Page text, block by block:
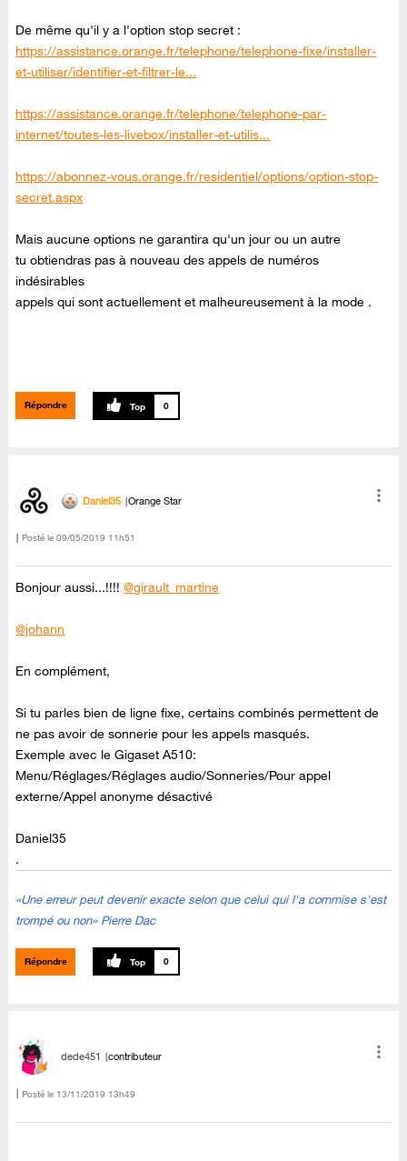
De même qu'il y a l'option stop secret :
https://assistance.orange.fr/telephone/telephone-fixe/installer-
et-utiliser/identifier-et-filtrer-le...
https://assistance.orange.fr/telephone/telephone-par-
internet/toutes-les-livebox/installer-et-utilis...
https://abonnez-vous.orange.fr/residentiel/options/option-stop-
secret.aspx
Mais aucune options ne garantira qu'un jour ou un autre
tu obtiendras pas à nouveau des appels de numéros
indésirables
appels qui sont actuellement et malheureusement à la mode .
Répondre 0
Daniel35 Orange Star
Posté le ‎09/05/2019 11h51
Bonjour aussi...!!!!@girault_martine
@johann
En complément,
Si tu parles bien de ligne fixe, certains combinés permettent de
ne pas avoir de sonnerie pour les appels masqués.
Exemple avec le Gigaset A510:
Menu/Réglages/Réglages audio/Sonneries/Pour appel
externe/Appel anonyme désactivé
Daniel35
.
«Une erreur peut devenir exacte selon que celui qui l'a commise s'est
trompé ou non» Pierre Dac
Répondre 0
dede451 contributeur
Posté le ‎13/11/2019 13h49